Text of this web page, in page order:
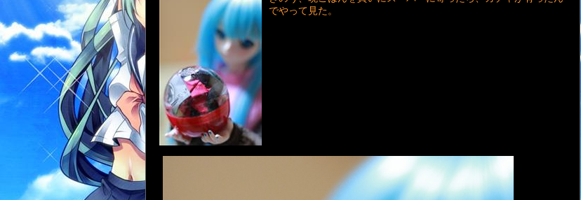
でやって見た。